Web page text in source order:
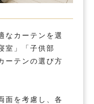
なカーテンを選
室」「子供部
ーテンの選び方
面を考慮し、各